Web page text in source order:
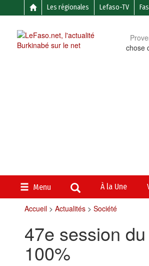
Les régionales Lefaso-TV
chose
Menu À la Une
Accueil> Actualités> Société
47e session
100%